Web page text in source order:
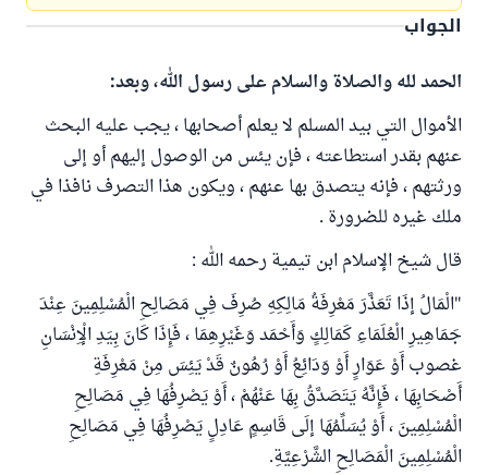
الجواب
الحمد لله والصلاة والسلام على رسول الله، وبعد:
الأموال التي بيد المسلم لا يعلم أصحابها ، يجب عليه البحث
عنهم بقدر استطاعته ، فإن يئس من الوصول إليهم أو إلى
ورثتهم ، فإنه يتصدق بها عنهم ، ويكون هذا التصرف نافذا في
ملك غيره للضرورة .
قال شيخ الإسلام ابن تيمية رحمه الله :
"الْمَالُ إذَا تَعَذَّرَ مَعْرِفَةُ مَالِكِهِ صُرِفَ فِي مَصَالِحِ الْمُسْلِمِينَ عِنْدَ
جَمَاهِيرِ الْعُلَمَاءِ كَمَالِكٍ وَأَحْمَد وَغَيْرِهِمَا ، فَإِذَا كَانَ بِيَدِ الْإِنْسَانِ
غصوب أَوْ عَوَارٍ أَوْ وَدَائِعُ أَوْ رُهُونٌ قَدْ يَئِسَ مِنْ مَعْرِفَةِ
أَصْحَابِهَا ، فَإِنَّهُ يَتَصَدَّقُ بِهَا عَنْهُمْ ، أَوْ يَصْرِفُهَا فِي مَصَالِحِ
الْمُسْلِمِينَ ، أَوْ يُسَلِّمُهَا إلَى قَاسِمٍ عَادِلٍ يَصْرِفُهَا فِي مَصَالِحِ
الْمُسْلِمِينَ الْمَصَالِحِ الشَّرْعِيَّةِ.